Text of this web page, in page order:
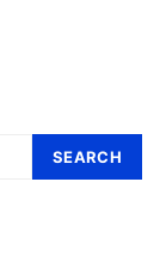
SEARCH